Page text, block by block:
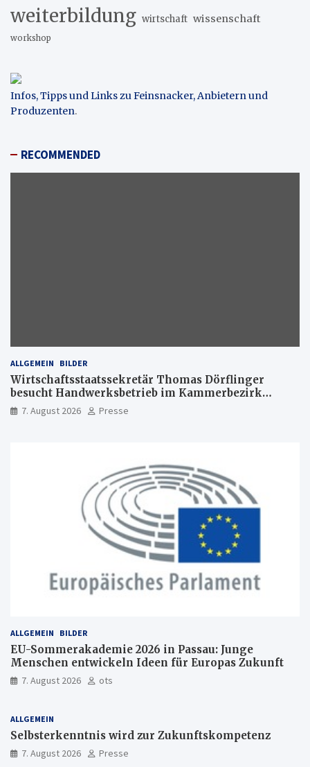
weiterbildung wirtschaft wissenschaft
workshop
Infos, Tipps und Links zu Feinsnacker, Anbietern und
Produzenten.
RECOMMENDED
ALLGEMEIN BILDER
Wirtschaftsstaatssekretär Thomas Dörflinger
besucht Handwerksbetrieb im Kammerbezirk
Freiburg
7. August 2026 Presse
ALLGEMEIN BILDER
EU-Sommerakademie 2026 in Passau: Junge
Menschen entwickeln Ideen für Europas Zukunft
7. August 2026 ots
ALLGEMEIN
Selbsterkenntnis wird zur Zukunftskompetenz
7. August 2026 Presse